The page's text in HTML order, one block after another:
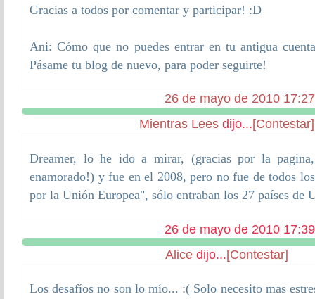
Gracias a todos por comentar y participar! :D
Ani: Cómo que no puedes entrar en tu antigua
Pásame tu blog de nuevo, para poder seguirte!
26 de mayo de 2010 17:27
Mientras Lees dijo...[Contestar]
Dreamer, lo he ido a mirar, (gracias por la
enamorado!) y fue en el 2008, pero no fue de todos
por la Unión Europea", sólo entraban los 27 países de
26 de mayo de 2010 17:39
Alice dijo...[Contestar]
Los desafíos no son lo mío... :( Solo necesito mas